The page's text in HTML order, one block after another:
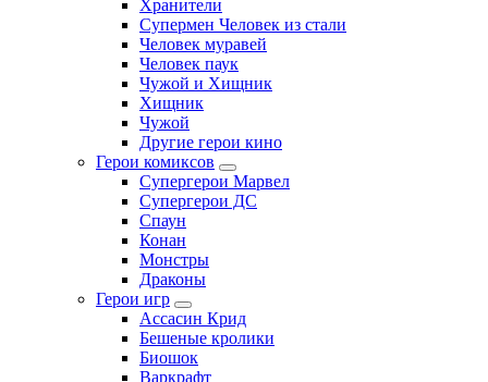
Хранители
Супермен Человек из стали
Человек муравей
Человек паук
Чужой и Хищник
Хищник
Чужой
Другие герои кино
Герои комиксов
Супергерои Марвел
Супергерои ДС
Спаун
Конан
Монстры
Драконы
Герои игр
Ассасин Крид
Бешеные кролики
Биошок
Варкрафт